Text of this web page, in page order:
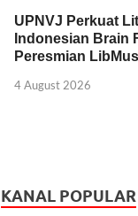
UPNVJ Perkuat
Indonesian Brain
Peresmian
4 August 2026
KANAL POPULAR